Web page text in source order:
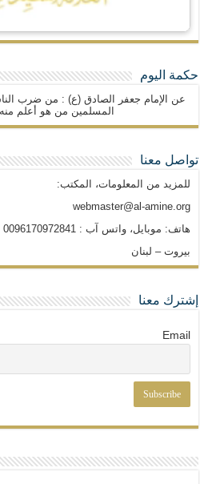
حكمة اليوم
عن الإمام جعفر الصادق (ع) : من ضرب
المسلمين من هو أعلم
تواصل معنا
للمزيد من المعلومات، المكتب:
webmaster@al-amine.org
هاتف: موبايل، واتس آب : 0096170972841
بيروت – لبنان
إشترك معنا
Email